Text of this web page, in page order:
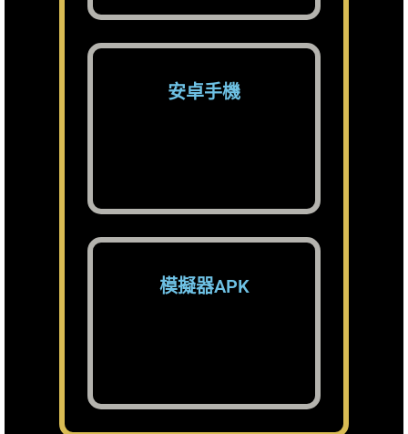
安卓手機
模擬器APK